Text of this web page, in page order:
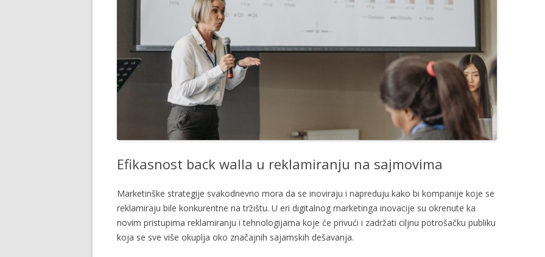
Efikasnost back walla u reklamiranju na sajmovima
Marketinške strategije svakodnevno mora da se inoviraju i napreduju kako bi kompanije koje se
reklamiraju bile konkurentne na tržištu. U eri digitalnog marketinga inovacije su okrenute ka
novim pristupima reklamiranju i tehnologijama koje će privući i zadržati ciljnu potrošačku publiku
koja se sve više okuplja oko značajnih sajamskih dešavanja.